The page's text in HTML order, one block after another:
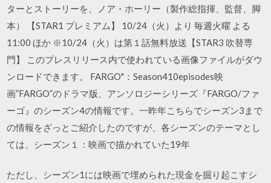
ターとストーリーを、ノア・ホーリー（製作総指揮、監督、脚
本） 【STAR1 プレミアム】 10/24（火）より 毎週火曜 よる
11:00 ほか ※10/24（火）は第１話無料放送【STAR3 吹替専
門】 このプレスリリース内で使われている画像ファイルがダウ
ンロードできます。 FARGO"：Season410episodes映
画”FARGO”のドラマ版、アンソロジーシリーズ『FARGO/ファ
ーゴ』のシーズン4の情報です。一昨年こちらでシーズン3まで
の情報をざっとご紹介したのですが、各シーズンのテーマとし
ては、シーズン１：映画で描かれていた19年
ただし、シーズン1には映画で埋められた現金を掘り起こすシ